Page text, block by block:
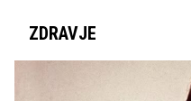
ZDRAVJE